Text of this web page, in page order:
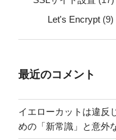
Let's Encrypt (9)
最近のコメント
イエローカットは違反
めの「新常識」と意外